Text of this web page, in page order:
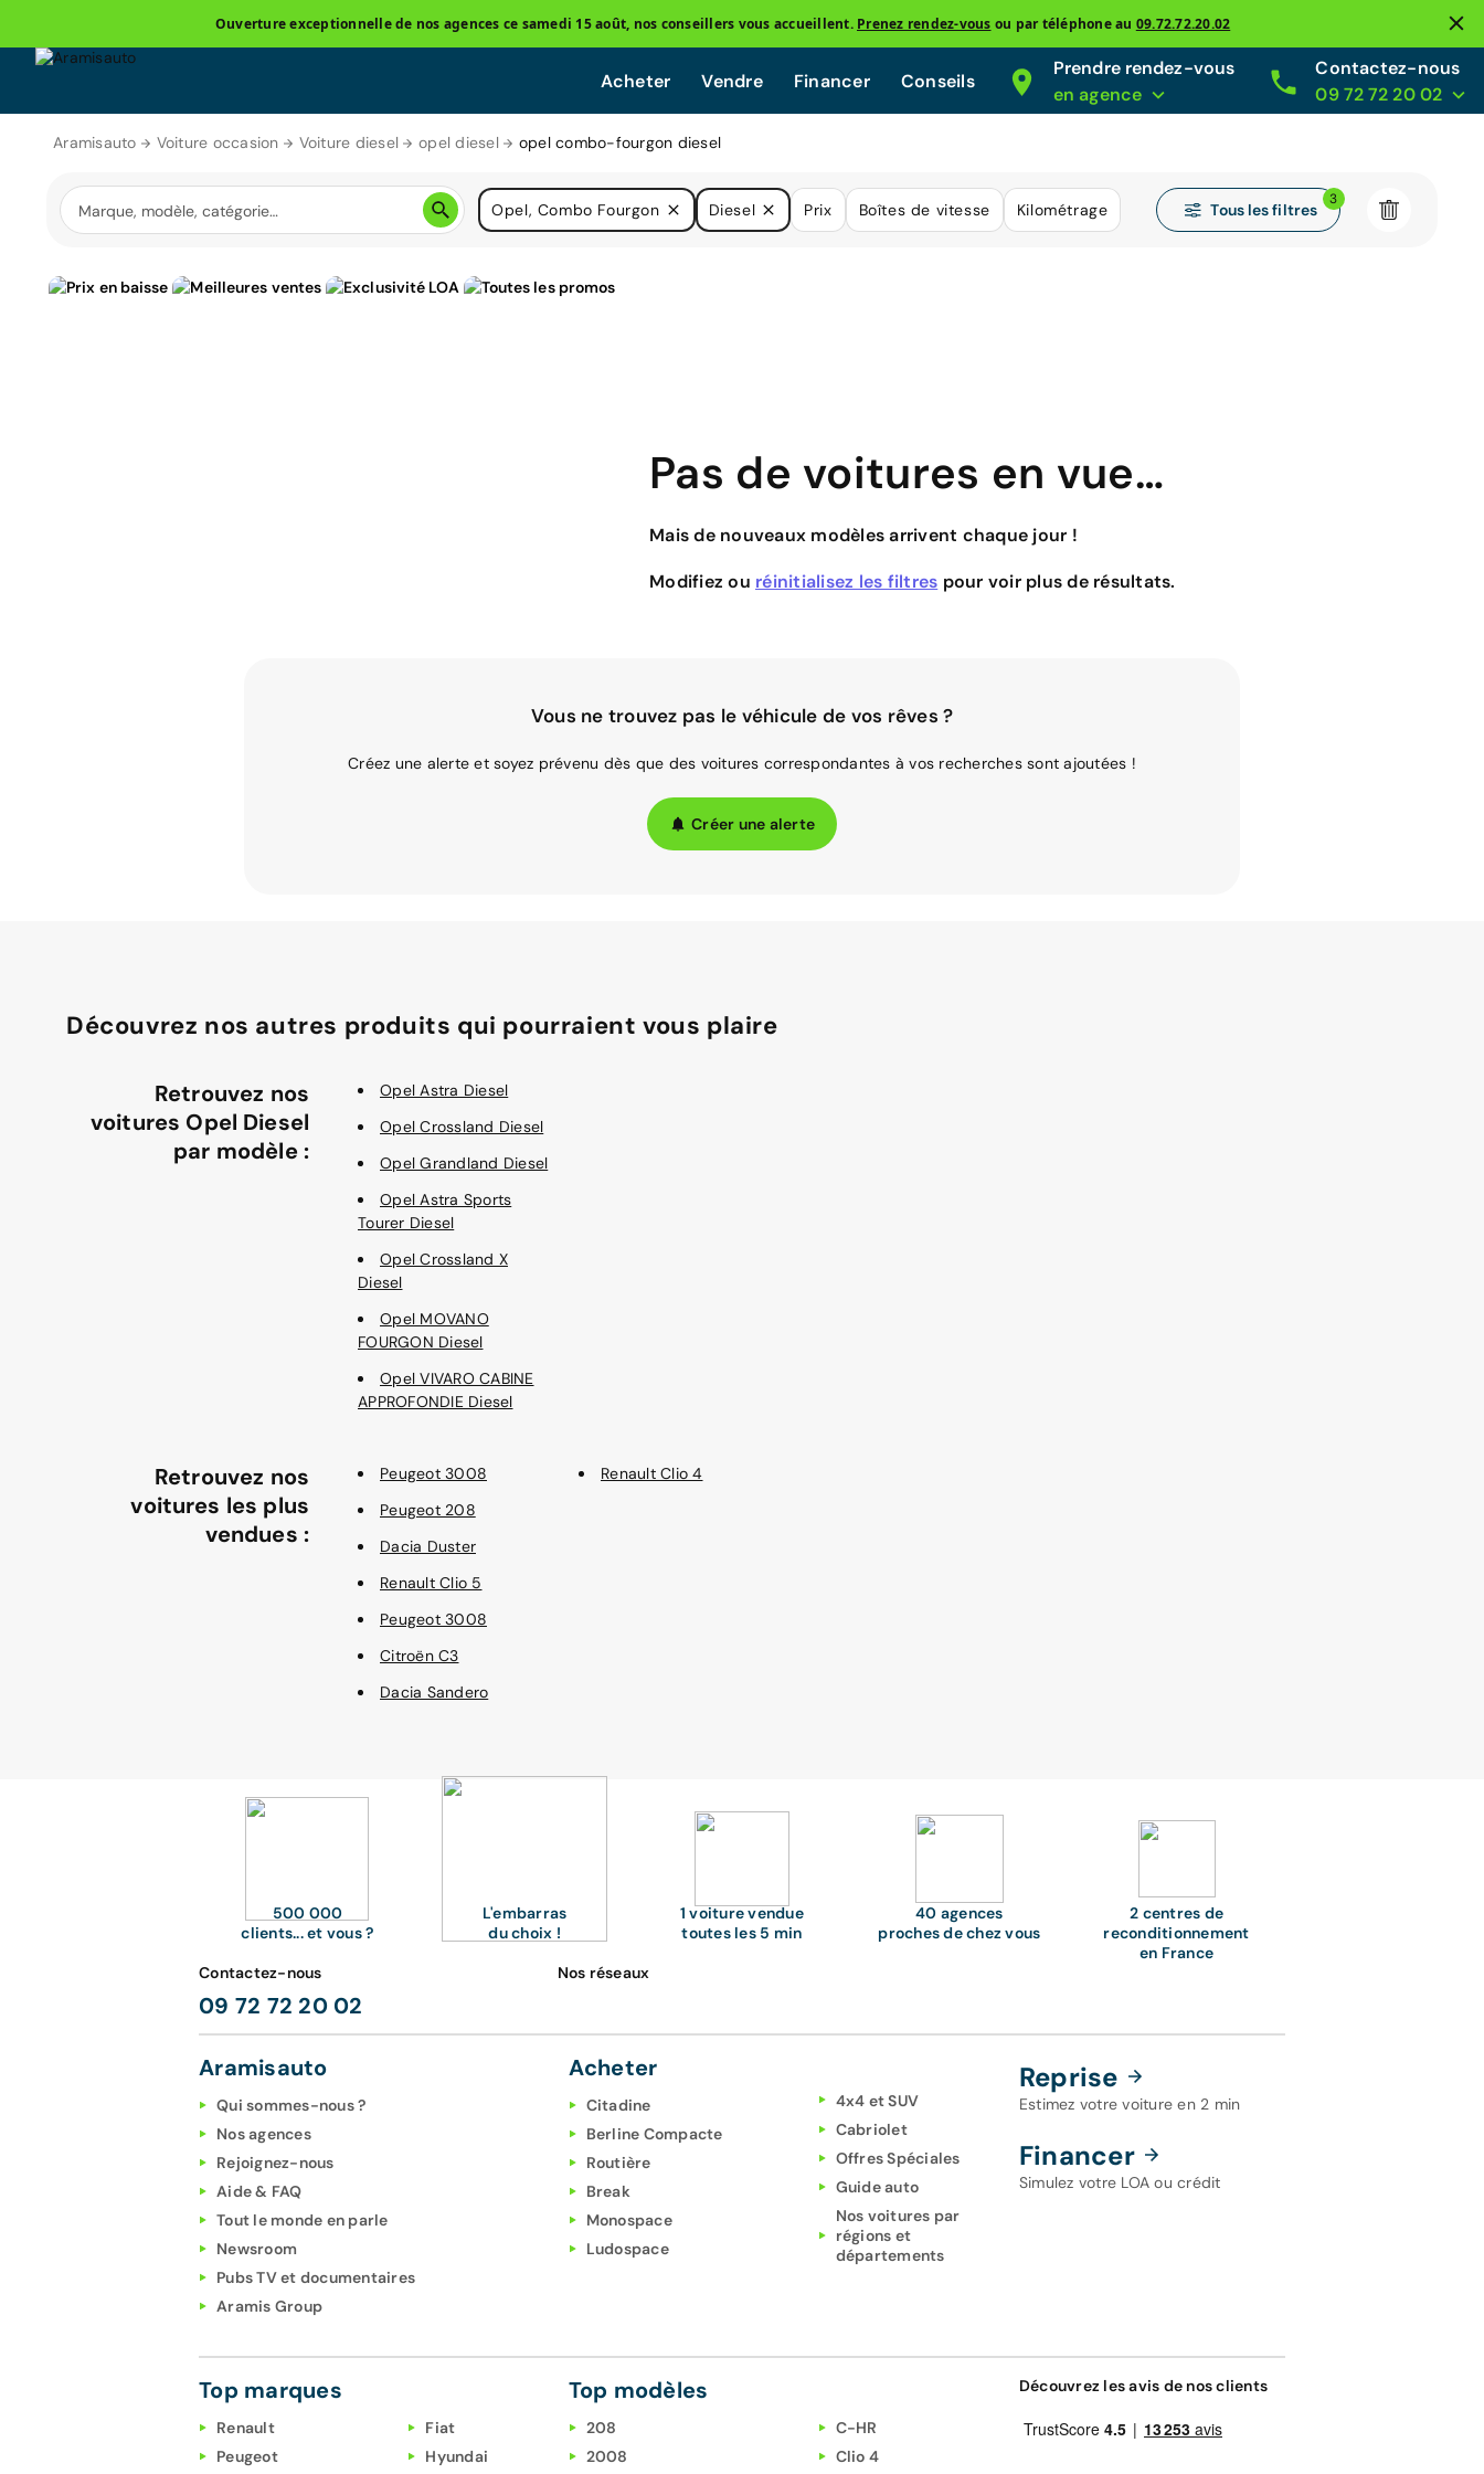
Ouverture exceptionnelle de nos agences ce samedi 15 août, nos conseillers vous accueillent. Prenez rendez-vous ou par téléphone au 09.72.72.20.02
Acheter Vendre Financer Conseils
Prendre rendez-vous
en agence
Contactez-nous
09 72 72 20 02
Aramisauto Voiture occasion Voiture diesel opel diesel opel combo-fourgon diesel
Opel, Combo Fourgon Diesel Prix Boîtes de vitesse Kilométrage Tous les filtres
3
Pas de voitures en vue…
Mais de nouveaux modèles arrivent chaque jour !
Modifiez ou réinitialisez les filtres pour voir plus de résultats.
Vous ne trouvez pas le véhicule de vos rêves ?
Créez une alerte et soyez prévenu dès que des voitures correspondantes à vos recherches sont ajoutées !
Créer une alerte
Découvrez nos autres produits qui pourraient vous plaire
Retrouvez nos
voitures Opel Diesel
par modèle :
Opel Astra Diesel
Opel Crossland Diesel
Opel Grandland Diesel
Opel Astra Sports
Tourer Diesel
Opel Crossland X
Diesel
Opel MOVANO
FOURGON Diesel
Opel VIVARO CABINE
APPROFONDIE Diesel
Retrouvez nos
voitures les plus
vendues :
Peugeot 3008
Peugeot 208
Dacia Duster
Renault Clio 5
Peugeot 3008
Citroën C3
Dacia Sandero
Renault Clio 4
500 000
clients... et vous ?
L'embarras
du choix !
1 voiture vendue
toutes les 5 min
40 agences
proches de chez vous
2 centres de
reconditionnement
en France
Contactez-nous
09 72 72 20 02
Nos réseaux
Aramisauto
Qui sommes-nous ?
Nos agences
Rejoignez-nous
Aide & FAQ
Tout le monde en parle
Newsroom
Pubs TV et documentaires
Aramis Group
Acheter
Citadine
Berline Compacte
Routière
Break
Monospace
Ludospace
4x4 et SUV
Cabriolet
Offres Spéciales
Guide auto
Nos voitures par
régions et
départements
Reprise
Estimez votre voiture en 2 min
Financer
Simulez votre LOA ou crédit
Top marques
Renault
Peugeot
Fiat
Hyundai
Top modèles
208
2008
C-HR
Clio 4
Découvrez les avis de nos clients